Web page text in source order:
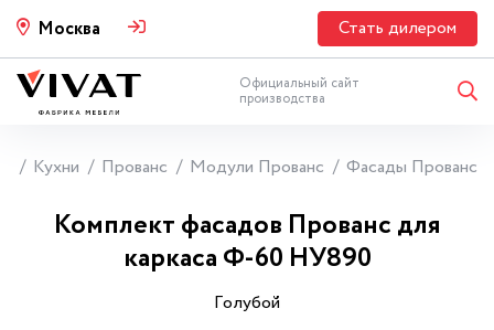
Москва Стать дилером
Официальный сайт
производства
Кухни Прованс Модули Прованс Фасады Прованс
Комплект фасадов Прованс для
каркаса Ф-60 НУ890
Гoлyбoй